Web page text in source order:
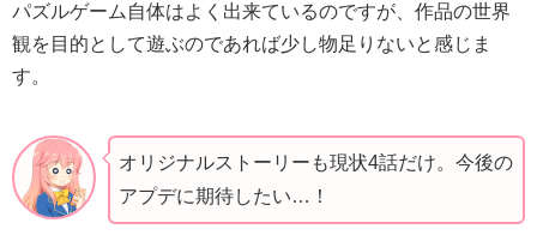
パズルゲーム自体はよく出来ているのですが、作品の世界
観を目的として遊ぶのであれば少し物足りないと感じま
す。
オリジナルストーリーも現状4話だけ。今後の
アプデに期待したい…！